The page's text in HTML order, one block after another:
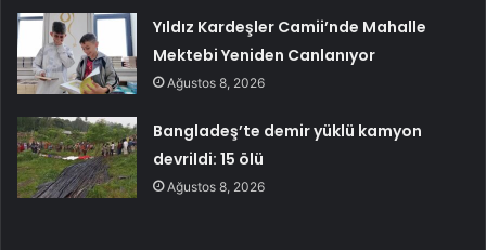
Yıldız Kardeşler Camii’nde Mahalle
Mektebi Yeniden Canlanıyor
Ağustos 8, 2026
Bangladeş’te demir yüklü kamyon
devrildi: 15 ölü
Ağustos 8, 2026